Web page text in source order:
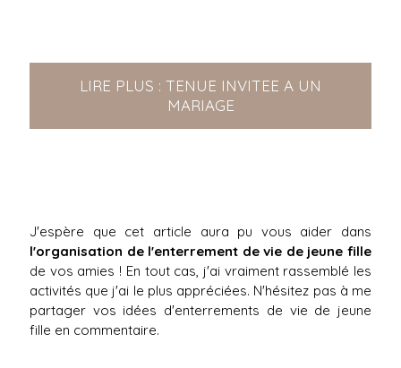
LIRE PLUS : TENUE INVITEE A UN
MARIAGE
J'espère que cet article aura pu vous aider dans
l'organisation de l'enterrement de vie de jeune fille
de vos amies ! En tout cas, j'ai vraiment rassemblé les
activités que j'ai le plus appréciées. N'hésitez pas à me
partager vos idées d'enterrements de vie de jeune
fille en commentaire.